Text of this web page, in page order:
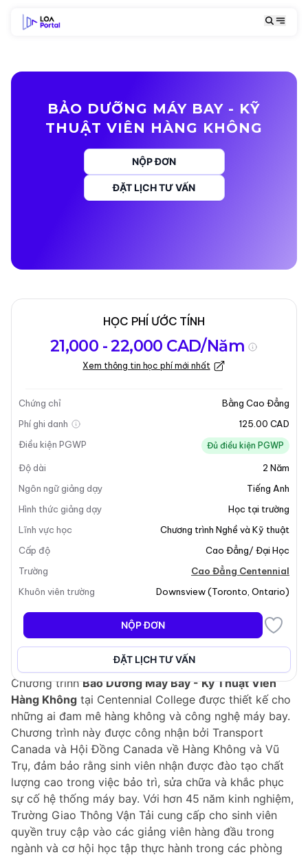
BẢO DƯỠNG MÁY BAY - KỸ
THUẬT VIÊN HÀNG KHÔNG
NỘP ĐƠN
ĐẶT LỊCH TƯ VẤN
chương trình
Học
Kỳ nhập học
Cập nhật lần cuối vào 30-01-2026
Tổng quan về chương trình
+4
Tổng Quan Chương Trình
Chương trìnhBảo Dưỡng Máy Bay - Kỹ Thuật Viên
Hàng Không tại Centennial College được thiết kế cho
những ai đam mê hàng không và công nghệ máy bay.
Chương trình này được công nhận bởi Transport
Canada và Hội Đồng Canada về Hàng Không và Vũ
Trụ, đảm bảo rằng sinh viên nhận được đào tạo chất
lượng cao trong việc bảo trì, sửa chữa và khắc phục
sự cố hệ thống máy bay. Với hơn 45 năm kinh nghiệm,
Trường Giao Thông Vận Tải cung cấp cho sinh viên
quyền truy cập vào các giảng viên hàng đầu trong
ngành và cơ hội học tập thực hành trong các phòng
HỌC PHÍ ƯỚC TÍNH
21,000 - 22,000 CAD/Năm
Xem thông tin học phí mới nhất
Chứng chỉ
Bằng Cao Đẳng
Phí ghi danh
125.00 CAD
Điều kiện PGWP
Đủ điều kiện PGWP
Độ dài 2 Năm
Ngôn ngữ giảng dạy
Tiếng Anh
Hình thức giảng dạy
Học tại trường
Lĩnh vực học
Chương trình Nghề và Kỹ thuật
Cấp độ
Cao Đẳng/ Đại Học
Trường
Cao Đẳng Centennial
Khuôn viên trường
Downsview(Toronto Ontario)
NỘP ĐƠN
ĐẶT LỊCH TƯ VẤN